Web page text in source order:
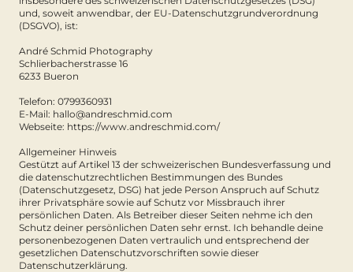
und, soweit anwendbar, der EU-Datenschutzgrundverordnung
(DSGVO), ist: ​
André Schmid Photography
Schlierbacherstrasse 16
6233 Bueron
Telefon: 0799360931
E-Mail: hallo@andreschmid.com
Webseite: https://www.andreschmid.com/
Allgemeiner Hinweis
Gestützt auf Artikel 13 der schweizerischen Bundesverfassung und
die datenschutzrechtlichen Bestimmungen des Bundes
(Datenschutzgesetz, DSG) hat jede Person Anspruch auf Schutz
ihrer Privatsphäre sowie auf Schutz vor Missbrauch ihrer
persönlichen Daten. Als Betreiber dieser Seiten nehme ich den
Schutz deiner persönlichen Daten sehr ernst. Ich behandle deine
personenbezogenen Daten vertraulich und entsprechend der
gesetzlichen Datenschutzvorschriften sowie dieser
Datenschutzerklärung.